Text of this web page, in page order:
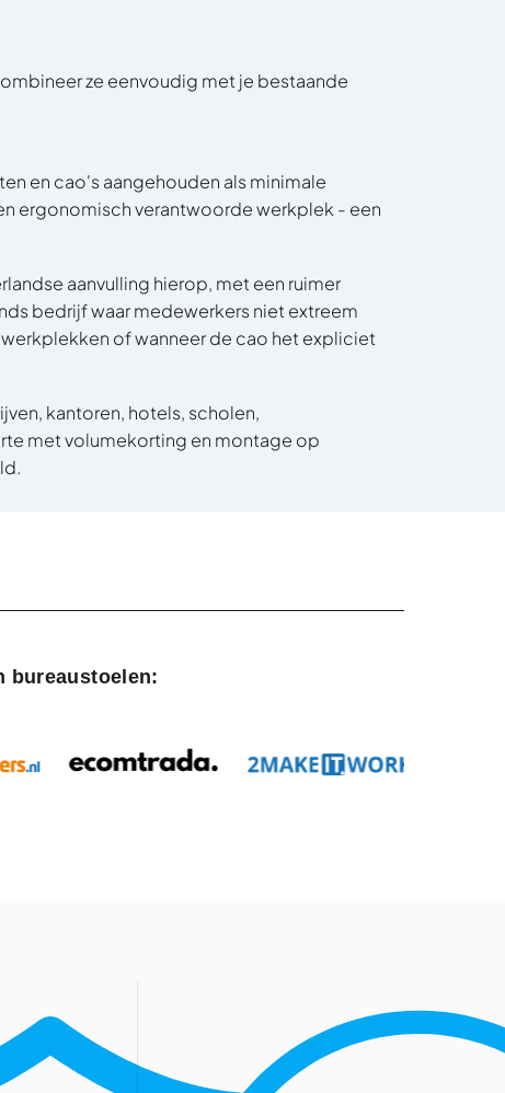
ze eenvoudig met je bestaande
en cao's aangehouden als minimale
ergonomisch verantwoorde werkplek - een
aanvulling hierop, met een ruimer
bedrijf waar medewerkers niet extreem
of wanneer de cao het expliciet
kantoren, hotels, scholen,
met volumekorting en montage op
bureaustoelen: